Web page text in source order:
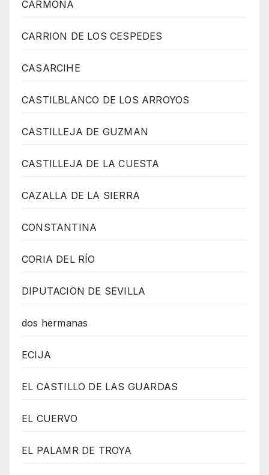
CARMONA
CARRION DE LOS CESPEDES
CASARCIHE
CASTILBLANCO DE LOS ARROYOS
CASTILLEJA DE GUZMAN
CASTILLEJA DE LA CUESTA
CAZALLA DE LA SIERRA
CONSTANTINA
CORIA DEL RÍO
DIPUTACION DE SEVILLA
dos hermanas
ECIJA
EL CASTILLO DE LAS GUARDAS
EL CUERVO
EL PALAMR DE TROYA